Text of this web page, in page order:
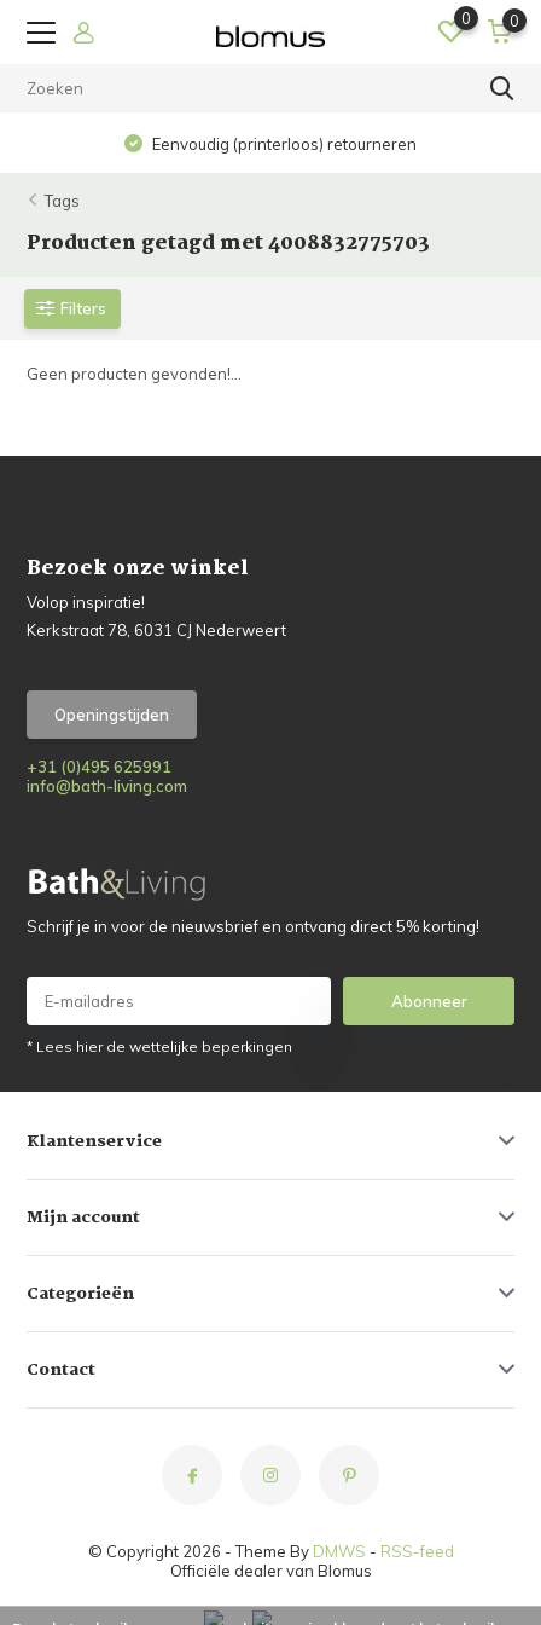
0 0
Eenvoudig (printerloos) retourneren
Tags
Producten getagd met 4008832775703
Filters
Geen producten gevonden!...
Bezoek onze winkel
Volop inspiratie!
Kerkstraat 78, 6031 CJ Nederweert
Openingstijden
+31 (0)495 625991
info@bath-living.com
Schrijf je in voor de nieuwsbrief en ontvang direct 5% korting!
Abonneer
* Lees hier de wettelijke beperkingen
Klantenservice
Mijn account
Categorieën
Contact
© Copyright 2026 - Theme By DMWS - RSS-feed
Officiële dealer van Blomus